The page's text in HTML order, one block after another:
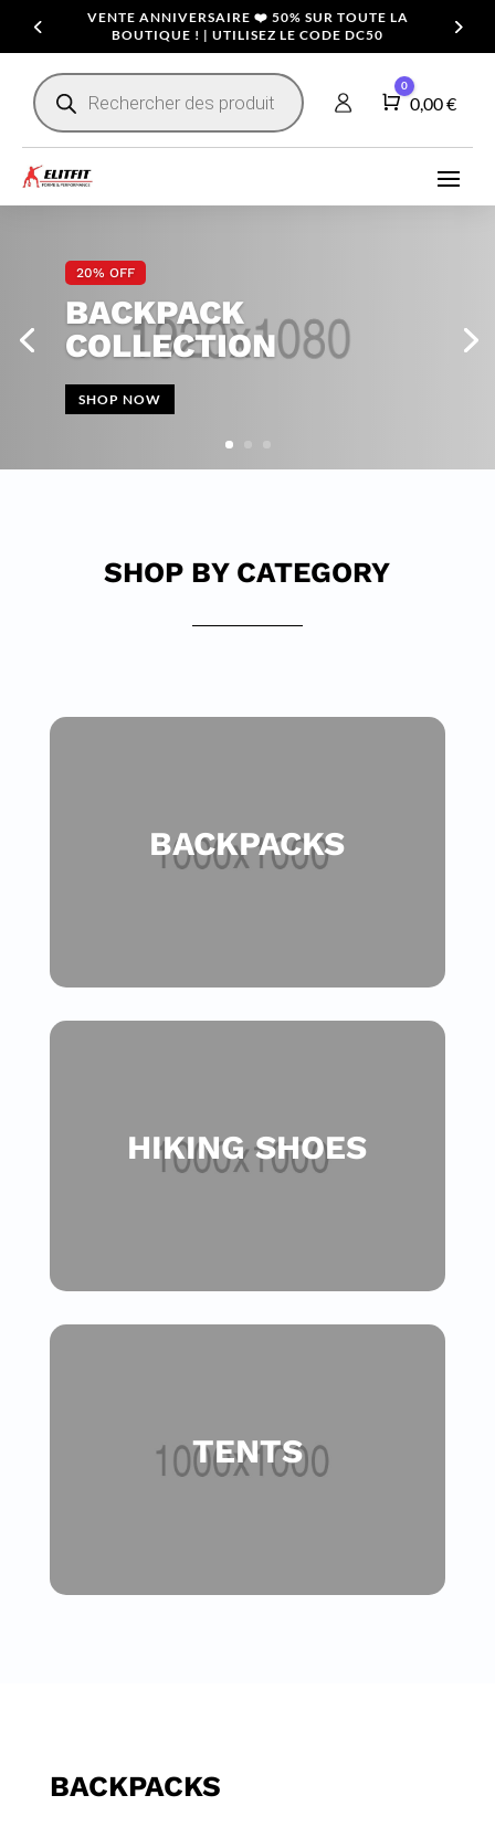
VENTE ANNIVERSAIRE ❤️ 50% SUR TOUTE LA
BOUTIQUE ! | UTILISEZ LE CODE DC50
Recherche
de
produits
Panier
0
0,00€
20% OFF
BACKPACK
COLLECTION
SHOP NOW
SHOP BY CATEGORY
BACKPACKS
HIKING SHOES
TENTS
BACKPACKS